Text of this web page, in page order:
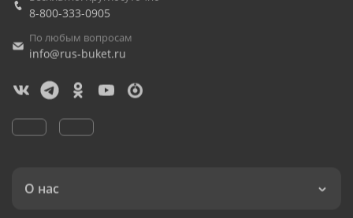
8-800-333-0905
По любым вопросам
info@rus-buket.ru
О нас